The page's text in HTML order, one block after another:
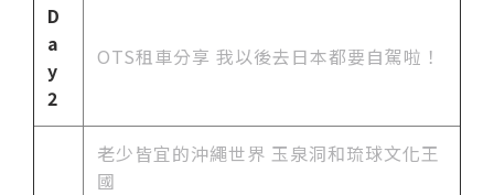
D
a
y
2
OTS租車分享 我以後去日本都要自駕啦！
老少皆宜的沖繩世界 玉泉洞和琉球文化王
國